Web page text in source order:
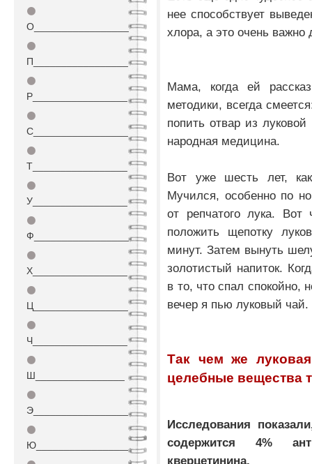
⚫
О_________________
⚫
П_________________
⚫
Р_________________
⚫
С_________________
⚫
Т_________________
⚫
У_________________
⚫
Ф_________________
⚫
Х_________________
⚫
Ц_________________
⚫
Ч_________________
⚫
Ш________________
⚫
Э_________________
⚫
Ю_________________
нее способствует
хлора, а это очень важно
Мама, когда ей
методики, всегда
попить отвар из
народная медицина.
Вот уже шесть лет,
Мучился, особенно по
от репчатого лука. Вот
положить щепотку
минут. Затем вынуть
золотистый напиток.
в то, что спал спокойно,
вечер я пью луковый чай.
Так чем же
целебные вещества
Исследования
содержится 4%
кверцетинина.